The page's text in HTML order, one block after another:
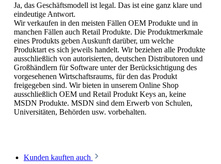
Ja, das Geschäftsmodell ist legal. Das ist eine ganz klare und
eindeutige Antwort.
Wir verkaufen in den meisten Fällen OEM Produkte und in
manchen Fällen auch Retail Produkte. Die Produktmerkmale
eines Produkts geben Auskunft darüber, um welche
Produktart es sich jeweils handelt. Wir beziehen alle Produkte
ausschließlich von autorisierten, deutschen Distributoren und
Großhändlern für Software unter der Berücksichtigung des
vorgesehenen Wirtschaftsraums, für den das Produkt
freigegeben sind. Wir bieten in unserem Online Shop
ausschließlich OEM und Retail Produkt Keys an, keine
MSDN Produkte. MSDN sind dem Erwerb von Schulen,
Universitäten, Behörden usw. vorbehalten.
Kunden kauften auch